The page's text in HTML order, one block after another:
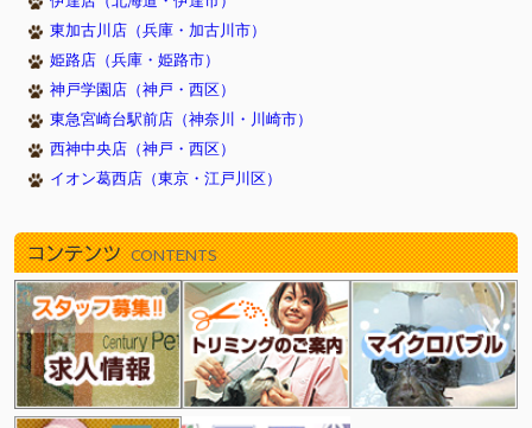
東加古川店（兵庫・加古川市）
姫路店（兵庫・姫路市）
神戸学園店（神戸・西区）
東急宮崎台駅前店（神奈川・川崎市）
西神中央店（神戸・西区）
イオン葛西店（東京・江戸川区）
コンテンツ CONTENTS